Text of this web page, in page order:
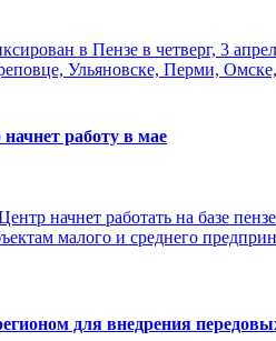
в Пензе в четверг, 3
Ульяновске, Перми,
работу в мае
начнет работать на базе
малого и среднего
для внедрения